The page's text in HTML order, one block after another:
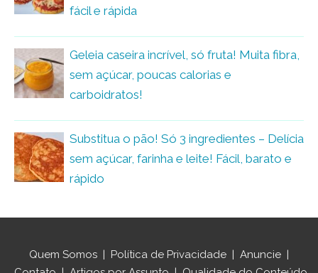
fácil e rápida
Geleia caseira incrível, só fruta! Muita fibra,
sem açúcar, poucas calorias e
carboidratos!
Substitua o pão! Só 3 ingredientes – Delícia
sem açúcar, farinha e leite! Fácil, barato e
rápido
Quem Somos Política de Privacidade Anuncie